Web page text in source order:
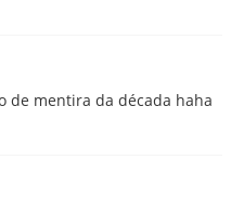
de mentira da década haha